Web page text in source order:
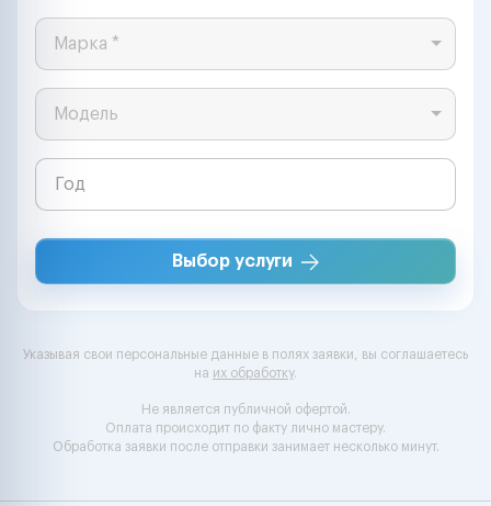
Марка *
Модель
Выбор услуги
Указывая свои персональные данные в полях заявки, вы соглашаетесь
на их обработку.
Не является публичной офертой.
Оплата происходит по факту лично мастеру.
Обработка заявки после отправки занимает несколько минут.